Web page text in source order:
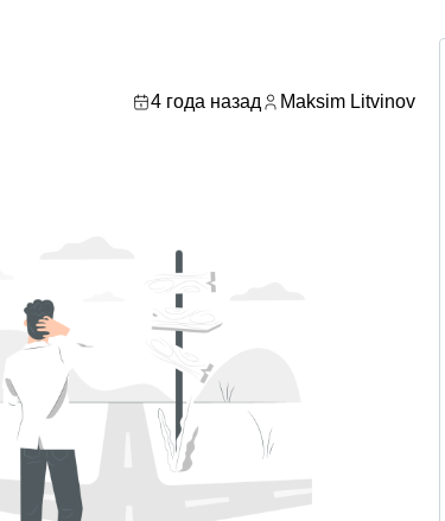
4 года назад Maksim Litvinov